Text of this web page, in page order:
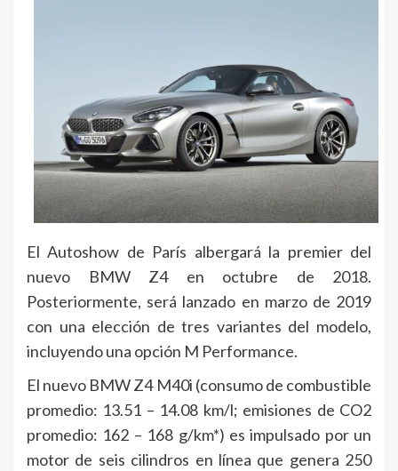
El Autoshow de París albergará la premier del
nuevo BMW Z4 en octubre de 2018.
Posteriormente, será lanzado en marzo de 2019
con una elección de tres variantes del modelo,
incluyendo una opción M Performance.
El nuevo BMW Z4 M40i (consumo de combustible
promedio: 13.51 – 14.08 km/l; emisiones de CO2
promedio: 162 – 168 g/km*) es impulsado por un
motor de seis cilindros en línea que genera 250